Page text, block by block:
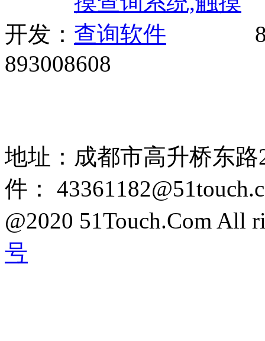
开发：
893008608
地址：成都市高升桥东
件：
@2020 51Touch.Com All
号